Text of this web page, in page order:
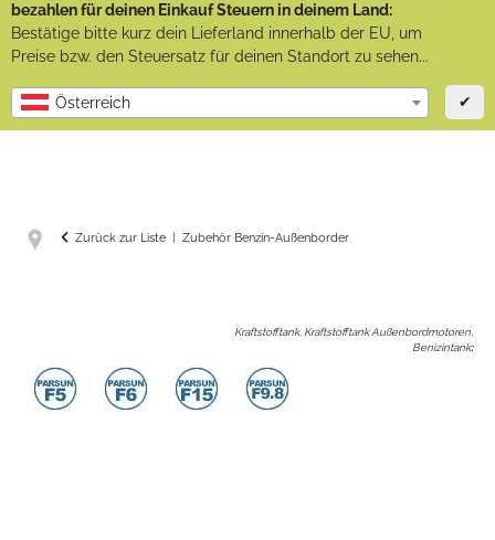
bezahlen für deinen Einkauf Steuern in deinem Land:
Bestätige bitte kurz dein Lieferland innerhalb der EU, um
Preise bzw. den Steuersatz für deinen Standort zu sehen...
Österreich ✔
Zurück zur Liste Zubehör Benzin-Außenborder
Kraftstofftank, Kraftstofftank Außenbordmotoren,
Benizintank: